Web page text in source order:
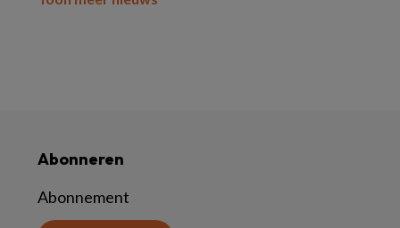
Abonneren
Abonnement